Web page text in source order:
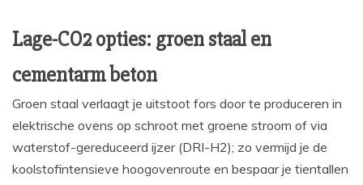
Lage-CO2 opties: groen staal en
cementarm beton
Groen staal verlaagt je uitstoot fors door te produceren in
elektrische ovens op schroot met groene stroom of via
waterstof-gereduceerd ijzer (DRI-H2); zo vermijd je de
koolstofintensieve hoogovenroute en bespaar je tientallen